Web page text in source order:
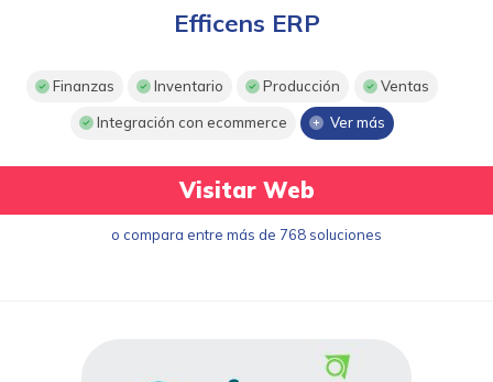
Efficens ERP
Finanzas Inventario Producción Ventas
Integración con ecommerce Ver más
Visitar Web
o compara entre más de 768 soluciones